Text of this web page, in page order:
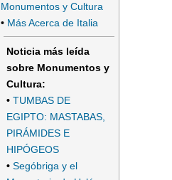
Monumentos y Cultura
• Más Acerca de Italia
Noticia más leída
sobre Monumentos y
Cultura:
• TUMBAS DE
EGIPTO: MASTABAS,
PIRÁMIDES E
HIPÓGEOS
• Segóbriga y el